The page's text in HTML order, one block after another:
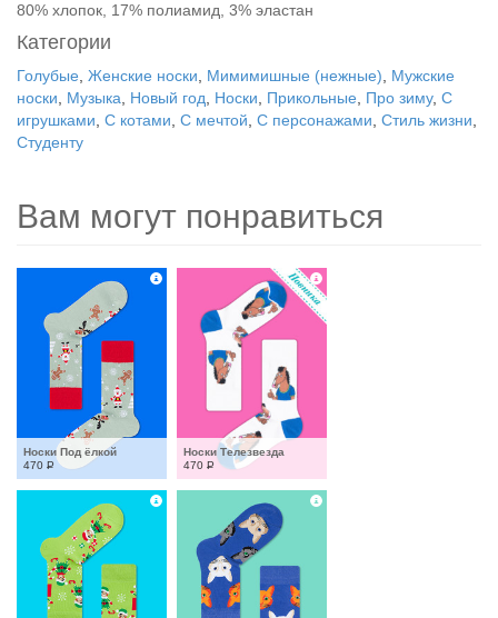
80% хлопок, 17% полиамид, 3% эластан
Категории
Голубые Женские носки Мимимишные (нежные)
Мужские
носки
Музыка Новый год Носки Прикольные Про зиму, С
игрушками С котами С мечтой С персонажами Стиль жизни
Студенту
Вам могут понравиться
Носки Под ёлкой
470 Р
Носки Телезвезда
470 Р